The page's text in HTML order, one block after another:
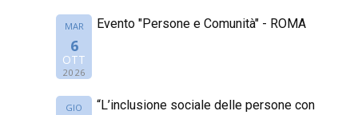
MAR
6
OTT
2026
Evento "Persone e Comunità" - ROMA
GIO
“L’inclusione sociale delle persone con